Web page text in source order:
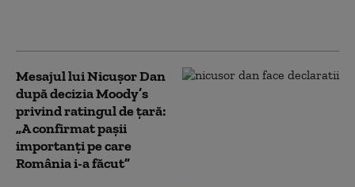
Mesajul lui Nicușor Dan
după decizia Moody’s
privind ratingul de țară:
„A confirmat pașii
importanți pe care
România i-a făcut”